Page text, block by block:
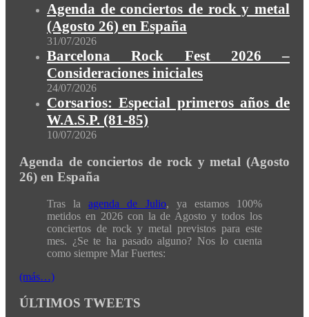
Agenda de conciertos de rock y metal
(Agosto 26) en España
31/07/2026
Barcelona Rock Fest 2026 –
Consideraciones iniciales
24/07/2026
Corsarios: Especial primeros años de
W.A.S.P. (81-85)
10/07/2026
Agenda de conciertos de rock y metal (Agosto
26) en España
Tras laagenda de Julio, ya estamos 100%
metidos en 2026 con la de Agosto y todos los
conciertos de rock y metal previstos para este
mes. ¿Se te ha pasado alguno? Nos lo cuenta
como siempre Mar Fuertes:
(más…)
ÚLTIMOS TWEETS